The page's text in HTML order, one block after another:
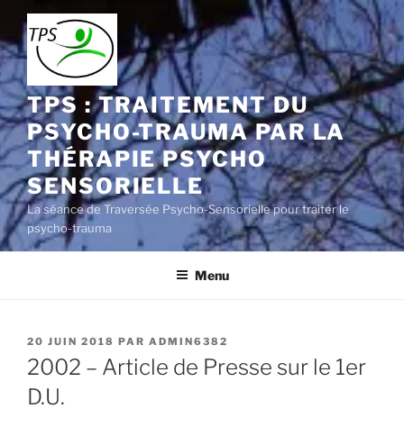
Aller
contenu
principal
TPS : TRAITEMENT DU
PSYCHO-TRAUMA PAR LA
THÉRAPIE PSYCHO
SENSORIELLE
La séance de Traversée Psycho-Sensorielle pour traiter le
psycho-trauma
Menu
PUBLIÉ
LE
20 JUIN 2018 PAR ADMIN6382
2002 – Article de Presse sur le 1er
D.U.